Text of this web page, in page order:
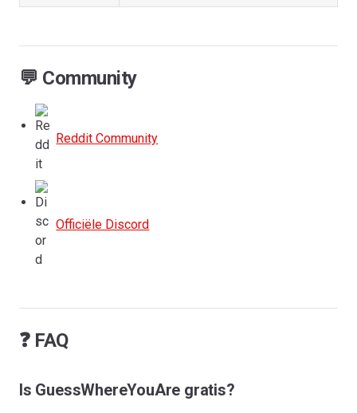
💬 Community
Reddit Community
Officiële Discord
❓ FAQ
Is GuessWhereYouAre gratis?